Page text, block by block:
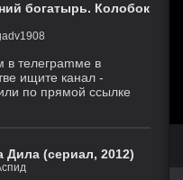
богатырь. Колобок
тeлeграmме в
ищитe кaнал -
по прямой ссылке
Дила (сериал, 2012)